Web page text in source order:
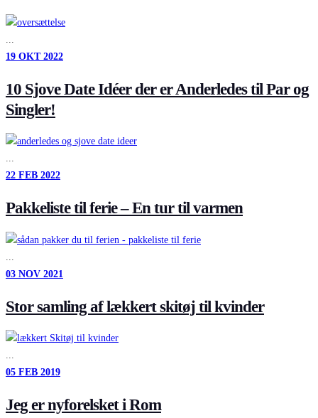
19 OKT 2022
10 Sjove Date Idéer der er Anderledes til Par og
Singler!
...
22 FEB 2022
Pakkeliste til ferie – En tur til varmen
03 NOV 2021
Stor samling af lækkert skitøj til kvinder
...
05 FEB 2019
Jeg er nyforelsket i Rom